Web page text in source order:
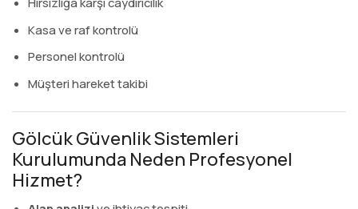
Kasa ve raf kontrolü
Personel kontrolü
Müşteri hareket takibi
Gölcük Güvenlik Sistemleri
Kurulumunda Neden Profesyonel
Hizmet?